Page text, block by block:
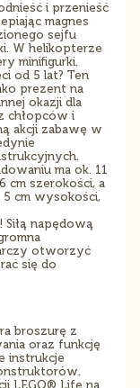
i przenieść
magnes
sejfu
W helikopterze
minifigurki.
od 5 lat? Ten
prezent na
okazji dla
chłopców i
akcji zabawę w
ma ok. 11
cm szerokości, a
5 cm wysokości,
napędową
otworzyć
się do
broszurę z
oraz funkcję
instrukcje
LEGO® Life na